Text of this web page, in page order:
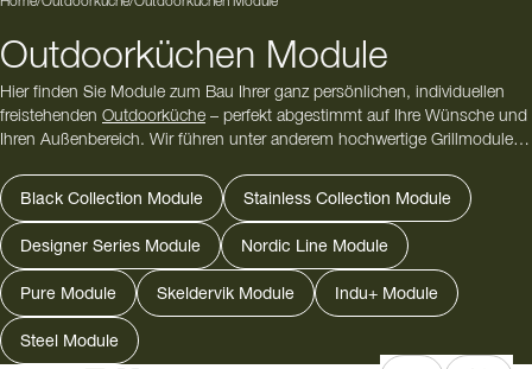
Outdoorküchen Module
Hier finden Sie Module zum Bau Ihrer ganz persönlichen, individuellen
freistehenden Outdoorküche – perfekt abgestimmt auf Ihre Wünsche und
Ihren Außenbereich. Wir führen unter anderem hochwertige Grillmodule,
Aufbewahrungsmodule. Ergänzen Sie Ihre Küche nach Belieben mit
Spülen, Kühlschränken, Arbeitsflächen oder Bar-Elementen – unser
umfangreiches Sortiment bietet Ihnen alle Komponenten, die Sie für eine
voll ausgestattete Freiluftküche benötigen.
Ob großzügiger Garten, Terrasse oder kleiner Innenhof – mit unseren
modularen Lösungen gestalten Sie Ihre Outdoorküche flexibel und
passgenau. Sie sind sich unsicher, welche und wie viele Module Sie
Black Collection Module Stainless Collection Module
Designer Series Module Nordic Line Module
Pure Module Skeldervik Module Indu+ Module
Steel Module